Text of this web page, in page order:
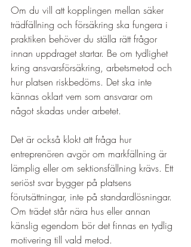
Om du vill att kopplingen mellan säker
trädfällning och försäkring ska fungera i
praktiken behöver du ställa rätt frågor
innan uppdraget startar. Be om tydlighet
kring ansvarsförsäkring, arbetsmetod och
hur platsen riskbedöms. Det ska inte
kännas oklart vem som ansvarar om
något skadas under arbetet.
Det är också klokt att fråga hur
entreprenören avgör om markfällning är
lämplig eller om sektionsfällning krävs. Ett
seriöst svar bygger på platsens
förutsättningar, inte på standardlösningar.
Om trädet står nära hus eller annan
känslig egendom bör det finnas en tydlig
motivering till vald metod.